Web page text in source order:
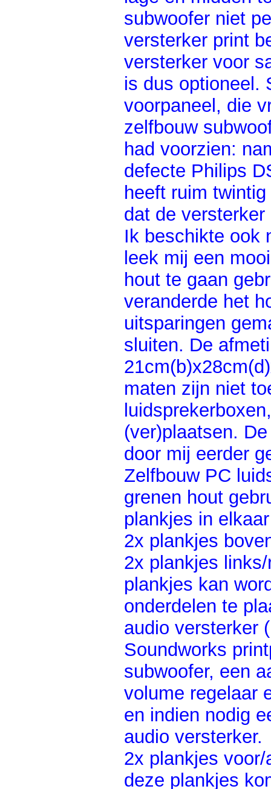
subwoofer niet
versterker print
versterker voor
is dus optioneel.
voorpaneel, die
zelfbouw
had voorzien:
defecte Philips
heeft ruim
dat de
Ik beschikte ook
leek mij een
hout te gaan
veranderde het
uitsparingen
sluiten. De
maten zijn niet
(ver)plaatsen.
door mij eerder
Zelfbouw PC
grenen hout
plankjes in
2x plankjes
2x plankjes
plankjes kan
onderdelen te
audio versterker
Soundworks
subwoofer, een
volume regelaar
en indien nodig
audio versterker.
2x plankjes
deze plankjes